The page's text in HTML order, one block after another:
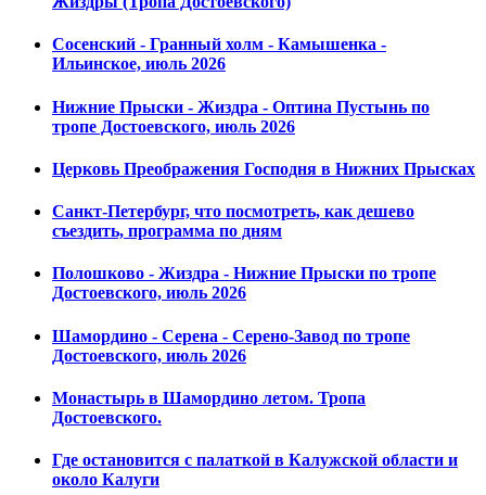
Сосенский - Гранный холм - Камышенка -
Ильинское, июль 2026
Нижние Прыски - Жиздра - Оптина Пустынь по
тропе Достоевского, июль 2026
Церковь Преображения Господня в Нижних Прысках
Санкт-Петербург, что посмотреть, как дешево
съездить, программа по дням
Полошково - Жиздра - Нижние Прыски по тропе
Достоевского, июль 2026
Шамордино - Серена - Серено-Завод по тропе
Достоевского, июль 2026
Монастырь в Шамордино летом. Тропа
Достоевского.
Где остановится с палаткой в Калужской области и
около Калуги